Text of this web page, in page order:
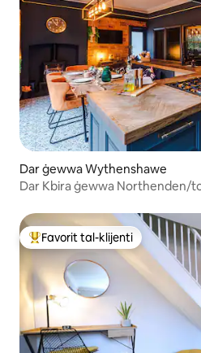
Dar ġewwa Wythenshawe
Dar Kbira ġewwa Northenden/
Wieħed mill-aqwa favoriti tal-
Favorit tal-klijenti